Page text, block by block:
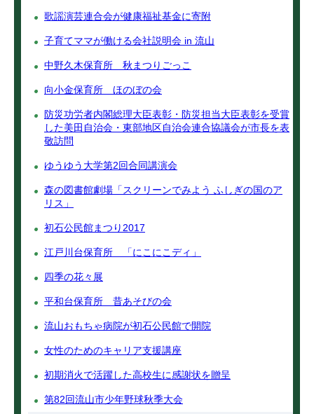
歌謡演芸連合会が健康福祉基金に寄附
子育てママが働ける会社説明会 in 流山
中野久木保育所 秋まつりごっこ
向小金保育所 ほのぼの会
防災功労者内閣総理大臣表彰・防災担当大臣表彰を受賞
した美田自治会・東部地区自治会連合協議会が市長を表
敬訪問
ゆうゆう大学第2回合同講演会
森の図書館劇場「スクリーンでみよう ふしぎの国のア
リス」
初石公民館まつり2017
江戸川台保育所 「にこにこディ」
四季の花々展
平和台保育所 昔あそびの会
流山おもちゃ病院が初石公民館で開院
女性のためのキャリア支援講座
初期消火で活躍した高校生に感謝状を贈呈
第82回流山市少年野球秋季大会